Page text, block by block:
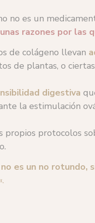
no es un
razones por las
de colágeno llevan
de plantas, o
digestiva
la estimulación
propios protocolos
es un no rotundo,